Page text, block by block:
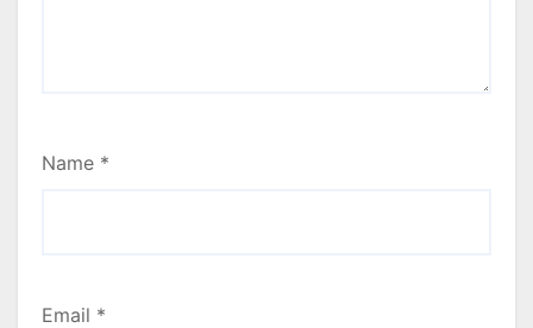
Name *
Email *